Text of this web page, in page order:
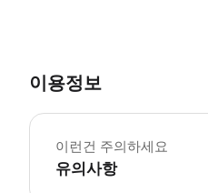
이용정보
이런건 주의하세요
유의사항